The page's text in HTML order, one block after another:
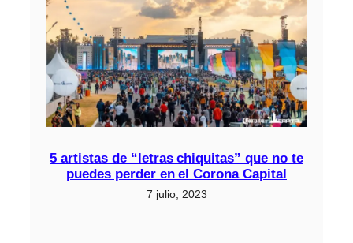
5 artistas de “letras chiquitas” que no te
puedes perder en el Corona Capital
7 julio, 2023